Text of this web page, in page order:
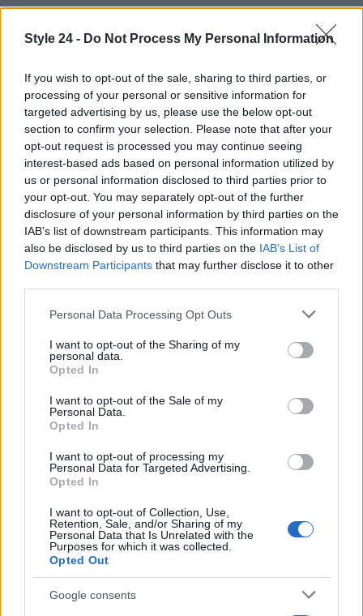
Style 24 - Do Not Process My Personal Information
If you wish to opt-out of the sale, sharing to third parties, or
processing of your personal or sensitive information for
targeted advertising by us, please use the below opt-out
section to confirm your selection. Please note that after your
opt-out request is processed you may continue seeing
interest-based ads based on personal information utilized by
us or personal information disclosed to third parties prior to
your opt-out. You may separately opt-out of the further
disclosure of your personal information by third parties on the
IAB’s list of downstream participants. This information may
also be disclosed by us to third parties on the IAB’s List of
Downstream Participants that may further disclose it to other
Please note that this website/app uses one or more Google
not limited to your visit or usage behaviour. You may click to
grant or deny consent to Google and its third-party tags to
use your data for below specified purposes in below Google
consent section.
Personal Data Processing Opt Outs
I want to opt-out of the Sharing of my
personal data.
Opted In
I want to opt-out of the Sale of my
Personal Data.
Opted In
I want to opt-out of processing my
Personal Data for Targeted Advertising.
Opted In
I want to opt-out of Collection, Use,
Retention, Sale, and/or Sharing of my
Personal Data that Is Unrelated with the
Purposes for which it was collected.
Opted Out
Google consents
BELLEZZA
con la collezione Primavera/Estate 2027
Matteo Pellegrino · 8 Ago 2026
BELLEZZA